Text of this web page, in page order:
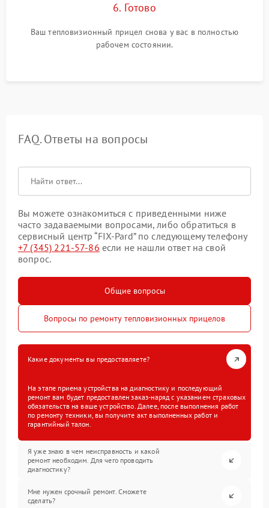
6. Готово
Ваш тепловизионный прицел снова у вас в полностью
рабочем состоянии.
FAQ. Ответы на вопросы
Вы можете ознакомиться с приведенными ниже
часто задаваемыми вопросами, либо обратиться в
сервисный центр “FIX-Pard” по следующему телефону
+7 (345) 221-57-86 если не нашли ответ на свой
вопрос.
Общие вопросы
Вопросы по ремонту тепловизионных прицелов
Какие документы вы предоставляете?
На этапе приема устройства на диагностику и последующий
ремонт вам будет предоставлен заказ-наряд с указанием страховых
обязательств на ваше устройство. Далее, после выполнения работ
по ремонту техники, вы получите акт выполненных работ и
гарантийный талон.
Я уже знаю в чем неисправность и какой
ремонт необходим. Для чего проводить
диагностику?
Мне нужен срочный ремонт. Сможете
сделать?